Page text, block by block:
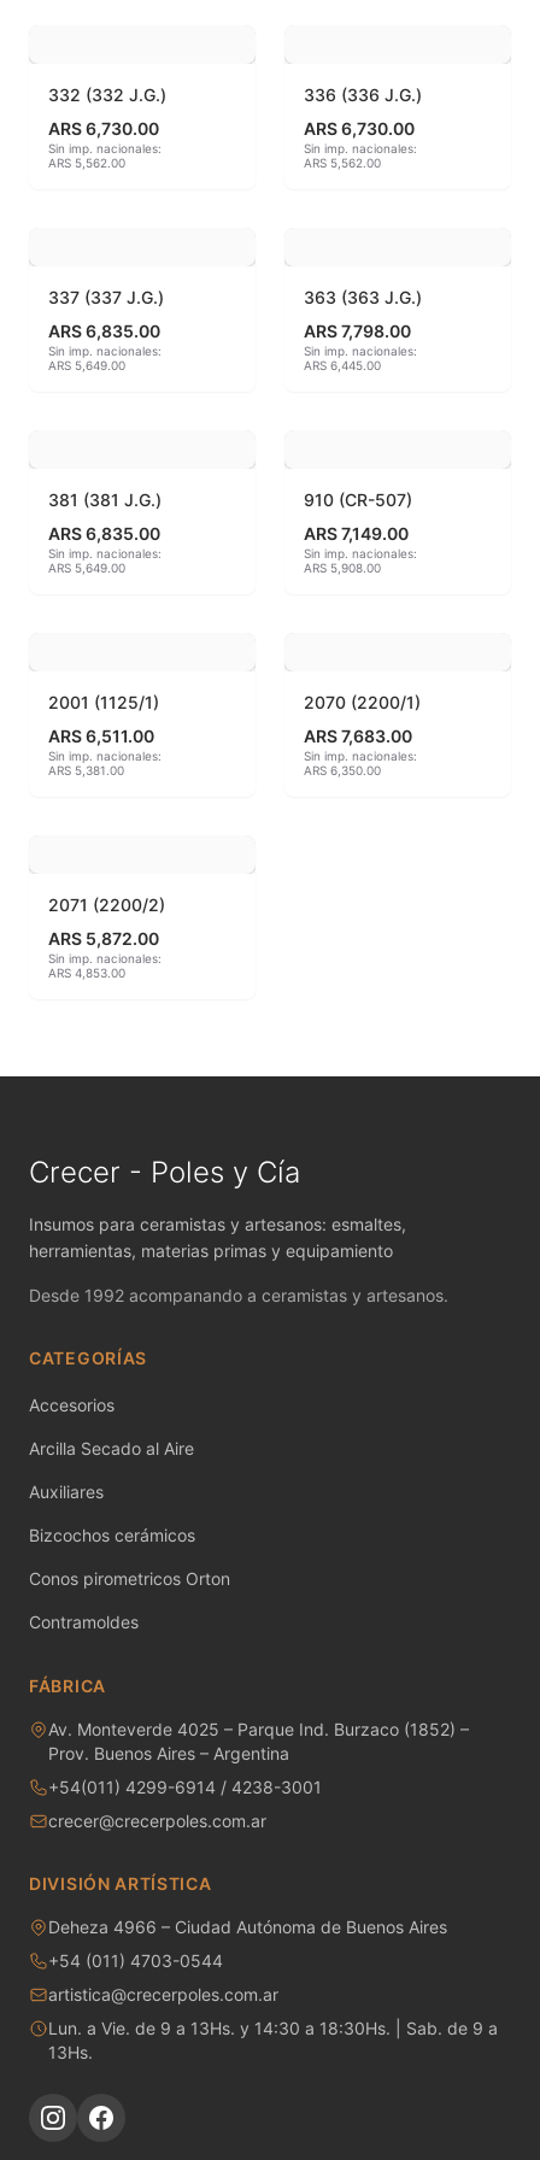
Herramientas
Jaspeadores
Ladrillos aislantes para horno
Lápices y rotuladores
Libros y Revistas
Materias primas
MAYCO CLEAR GLAZES
MAYCO DESIGNER LINER
MAYCO DUNCAN FRENCH DIMENSIONS
MAYCO E & E CHUNKIES
MAYCO FIRED PRODUCTS ACCESSORI
MAYCO FOUNDATIONS OPAQUE
MAYCO FOUNDATIONS SHEER
MAYCO FUNDAMENTALS UNDERGLAZES
MAYCO JUNGLE GEMS
MAYCO MAGIC METALLICS
MAYCO POTTERY CASCADES
MAYCO RAKU GLAZES
MAYCO RAPID ROLL
MAYCO SNOW GEMS
MAYCO SPECIALTY GLAZES
MAYCO STROKE & COAT
Metales preciosos y luestres
Moldes de yeso
332 (332 J.G.)
ARS 6,730.00
Sin imp. nacionales:
ARS 5,562.00
336 (336 J.G.)
ARS 6,730.00
Sin imp. nacionales:
ARS 5,562.00
337 (337 J.G.)
ARS 6,835.00
Sin imp. nacionales:
ARS 5,649.00
363 (363 J.G.)
ARS 7,798.00
Sin imp. nacionales:
ARS 6,445.00
381 (381 J.G.)
ARS 6,835.00
Sin imp. nacionales:
ARS 5,649.00
910 (CR-507)
ARS 7,149.00
Sin imp. nacionales:
ARS 5,908.00
2001 (1125/1)
ARS 6,511.00
Sin imp. nacionales:
ARS 5,381.00
2070 (2200/1)
ARS 7,683.00
Sin imp. nacionales:
ARS 6,350.00
2071 (2200/2)
ARS 5,872.00
Sin imp. nacionales:
ARS 4,853.00
Crecer - Poles y Cía
Insumos para ceramistas y artesanos: esmaltes,
herramientas, materias primas y equipamiento
Desde 1992 acompanando a ceramistas y artesanos.
CATEGORÍAS
Accesorios
Arcilla Secado al Aire
Auxiliares
Bizcochos cerámicos
Conos pirometricos Orton
Contramoldes
FÁBRICA
Av. Monteverde 4025 – Parque Ind. Burzaco (1852) –
Prov. Buenos Aires – Argentina
+54(011) 4299-6914 / 4238-3001
crecer@crecerpoles.com.ar
DIVISIÓN ARTÍSTICA
Deheza 4966 – Ciudad Autónoma de Buenos Aires
+54 (011) 4703-0544
artistica@crecerpoles.com.ar
Lun. a Vie. de 9 a 13Hs. y 14:30 a 18:30Hs. | Sab. de 9 a
13Hs.